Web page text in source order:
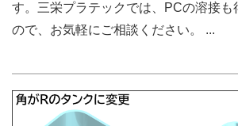
す。三栄プラテックでは、PCの溶接も
ので、お気軽にご相談ください。 ...